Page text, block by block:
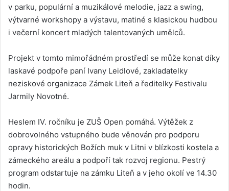
v parku, populární a muzikálové melodie, jazz a swing,
výtvarné workshopy a výstavu, matiné s klasickou hudbou
i večerní koncert mladých talentovaných umělců.
Projekt v tomto mimořádném prostředí se může konat díky
laskavé podpoře paní Ivany Leidlové, zakladatelky
neziskové organizace Zámek Liteň a ředitelky Festivalu
Jarmily Novotné.
Heslem IV. ročníku je ZUŠ Open pomáhá. Výtěžek z
dobrovolného vstupného bude věnován pro podporu
opravy historických Božích muk v Litni v blízkosti kostela a
zámeckého areálu a podpoří tak rozvoj regionu. Pestrý
program odstartuje na zámku Liteň a v jeho okolí ve 14.30
hodin.